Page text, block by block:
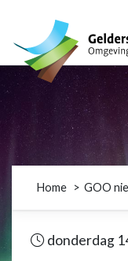
Gelderse
Home GOO
donderdag